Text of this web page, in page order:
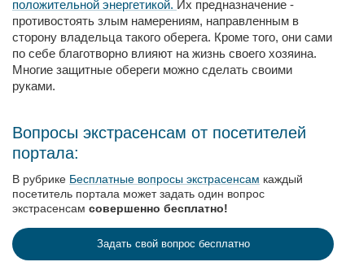
положительной энергетикой. Их предназначение -
противостоять злым намерениям, направленным в
сторону владельца такого оберега. Кроме того, они сами
по себе благотворно влияют на жизнь своего хозяина.
Многие защитные обереги можно сделать своими
руками.
Вопросы экстрасенсам от посетителей
портала:
В рубрике Бесплатные вопросы экстрасенсам каждый
посетитель портала может задать один вопрос
экстрасенсам совершенно бесплатно!
Задать свой вопрос бесплатно